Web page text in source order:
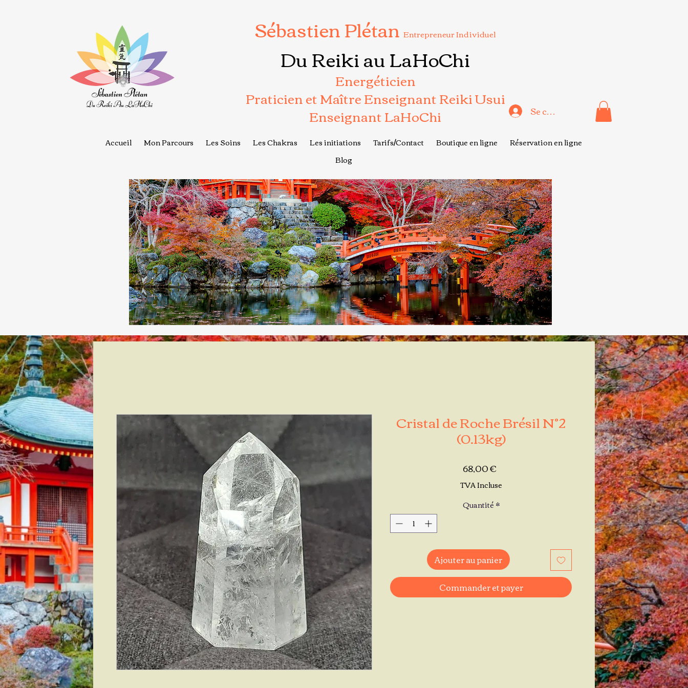
Sébastien Plétan Entrepreneur Individuel
Du Reiki au LaHoChi
Energéticien
Praticien et Maître Enseignant Reiki Usui
Enseignant LaHoChi Se connecter
Accueil Mon Parcours Les Soins Les Chakras Les initiations Tarifs/Contact Boutique en ligne
Réservation en ligne
Blog
Cristal de Roche Brésil N°2
(0.13kg)
68,00 €Prix
TVA Incluse
Quantité*
Ajouter au panier
Commander et payer